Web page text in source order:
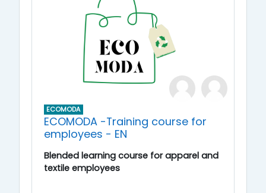
ECOMODA
ECOMODA -Training course for
employees - EN
Blended learning course for apparel and
textile employees